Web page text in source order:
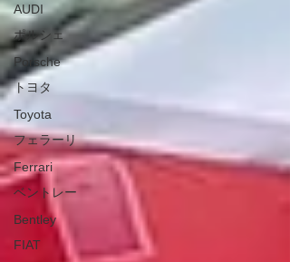
AUDI
ポルシェ
Porsche
トヨタ
Toyota
フェラーリ
Ferrari
ベントレー
Bentley
FIAT